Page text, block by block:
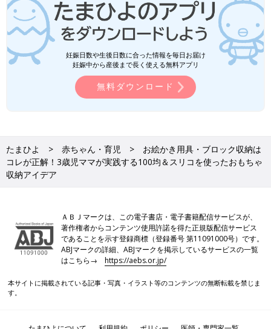
つ組み合わせています。形が決まったら接着剤等でケース同士を
くっつけて動かないようにしましょう。木製なので見た目もおし
ゃれですが、子どもが遊びながら車庫入れ感覚でミニカーを片づ
けてくれることも増えて、一石二鳥です！
セリアの「おりがみケース」おりがみ類をまとめて
ないわが子。気がつくといろんなところにおりがみが散乱してし
妊娠日数や生後日数に合った情報を毎日お届け
妊娠中から産後まで長く使える無料アプリ
無料ダウンロード
たまひよ 赤ちゃん・育児
お絵かき用具・ブロック収納は
コレが正解！3歳児ママが実践する100均＆スリコを使ったおもちゃ
収納アイデア
ＡＢＪマークは、この電子書店・電子書籍配信サービスが、
著作権者からコンテンツ使用許諾を得た正規版配信サービス
であることを示す登録商標（登録番号 第11091000号）です。
ABJマークの詳細、ABJマークを掲示しているサービスの一覧
はこちら→https://aebs.or.jp/
本サイトに掲載されている記事・写真・イラスト等のコンテンツの無断転載を禁じま
す。